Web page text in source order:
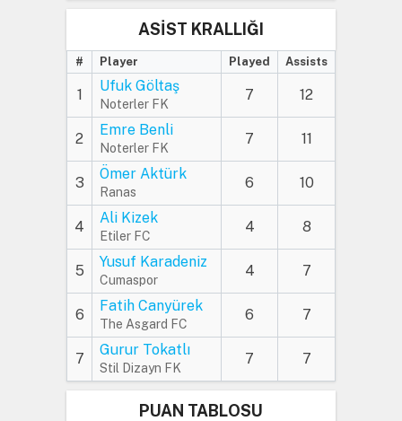
ASİST KRALLIĞI
# Player Played Assists
1
Ufuk Göltaş
Noterler FK
7 12
2
Emre Benli
Noterler FK
7 11
3
Ömer Aktürk
Ranas
6 10
4
Ali Kizek
Etiler FC
4 8
5
Yusuf Karadeniz
Cumaspor
4 7
6
Fatih Canyürek
The Asgard FC
6 7
7
Gurur Tokatlı
Stil Dizayn FK
7 7
PUAN TABLOSU